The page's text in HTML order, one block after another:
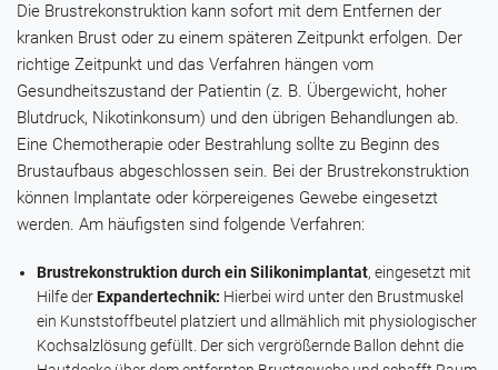
Die Brustrekonstruktion kann sofort mit dem Entfernen der
kranken Brust oder zu einem späteren Zeitpunkt erfolgen. Der
richtige Zeitpunkt und das Verfahren hängen vom
Gesundheitszustand der Patientin (z. B. Übergewicht, hoher
Blutdruck, Nikotinkonsum) und den übrigen Behandlungen ab.
Eine Chemotherapie oder Bestrahlung sollte zu Beginn des
Brustaufbaus abgeschlossen sein. Bei der Brustrekonstruktion
können Implantate oder körpereigenes Gewebe eingesetzt
werden. Am häufigsten sind folgende Verfahren:
Brustrekonstruktion durch ein Silikonimplantat, eingesetzt mit
Hilfe derExpandertechnik: Hierbei wird unter den Brustmuskel
ein Kunststoffbeutel platziert und allmählich mit physiologischer
Kochsalzlösung gefüllt. Der sich vergrößernde Ballon dehnt die